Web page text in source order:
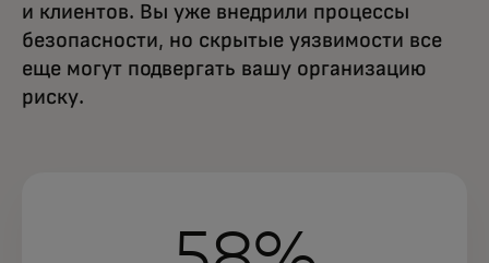
и клиентов. Вы уже внедрили процессы
безопасности, но скрытые уязвимости все
еще могут подвергать вашу организацию
риску.